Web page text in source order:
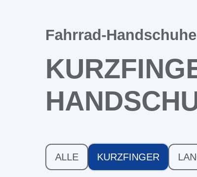
Fahrrad-Handschuhe
ALLE KURZFINGER